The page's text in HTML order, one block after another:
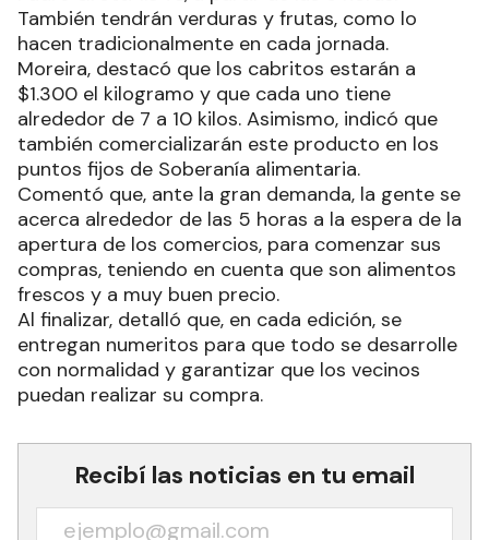
También tendrán verduras y frutas, como lo
hacen tradicionalmente en cada jornada.
Moreira, destacó que los cabritos estarán a
$1.300 el kilogramo y que cada uno tiene
alrededor de 7 a 10 kilos. Asimismo, indicó que
también comercializarán este producto en los
puntos fijos de Soberanía alimentaria.
Comentó que, ante la gran demanda, la gente se
acerca alrededor de las 5 horas a la espera de la
apertura de los comercios, para comenzar sus
compras, teniendo en cuenta que son alimentos
frescos y a muy buen precio.
Al finalizar, detalló que, en cada edición, se
entregan numeritos para que todo se desarrolle
con normalidad y garantizar que los vecinos
puedan realizar su compra.
Recibí las noticias en tu email